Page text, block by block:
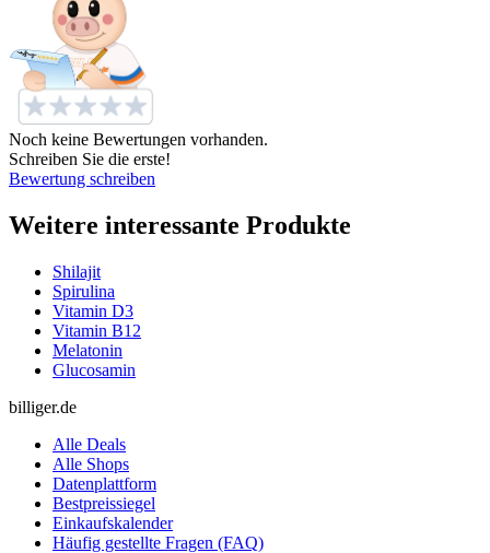
Noch keine Bewertungen vorhanden.
Schreiben Sie die erste!
Bewertung schreiben
Weitere interessante Produkte
Shilajit
Spirulina
Vitamin D3
Vitamin B12
Melatonin
Glucosamin
billiger.de
Alle Deals
Alle Shops
Datenplattform
Bestpreissiegel
Einkaufskalender
Häufig gestellte Fragen (FAQ)